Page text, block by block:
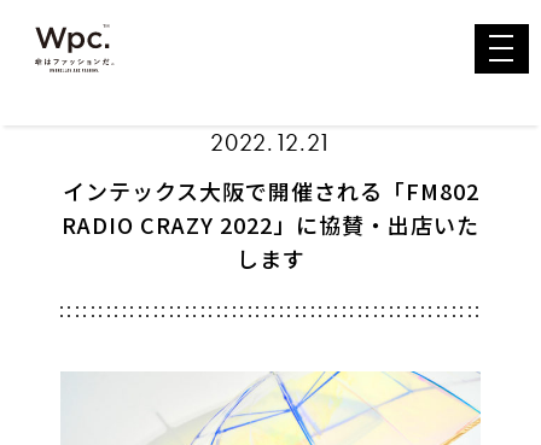
toggle
2022.12.21
インテックス大阪で開催される「FM802
RADIO CRAZY 2022」に協賛・出店いた
します